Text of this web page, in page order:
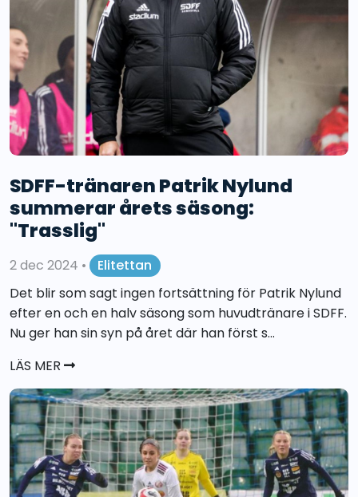
SDFF-tränaren Patrik Nylund
summerar årets säsong:
"Trasslig"
2 dec 2024 •
Elitettan
Det blir som sagt ingen fortsättning för Patrik Nylund
efter en och en halv säsong som huvudtränare i SDFF.
Nu ger han sin syn på året där han först s...
LÄS MER